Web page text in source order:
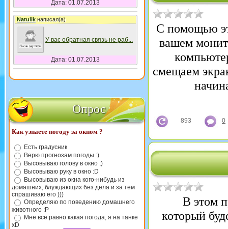
Дата: 01.07.2013
Natulikнаписал(а)
У вас обратная связь не раб...
Дата: 01.07.2013
Опрос
Как узнаете погоду за окном ?
Есть градусник
Верю прогнозам погоды :)
Высовываю голову в окно ;)
Высовываю руку в окно :D
Высовываю из окна кого-нибудь из
домашних, блуждающих без дела и за тем
спрашиваю его )))
Определяю по поведению домашнего
животного :P
Мне все равно какая погода, я на танке
xD
C помощью
вашем
смещаем
893 0
В этом
который